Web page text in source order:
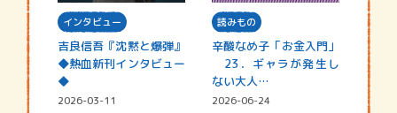
インタビュー
吉良信吾『沈黙と爆弾』
◆熱血新刊インタビュー
◆
2026-03-11
読みもの
辛酸なめ子「お金入門」
23．ギャラが発生し
ない大人…
2026-06-24